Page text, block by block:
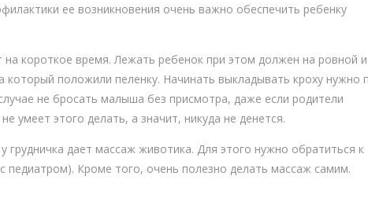
ее возникновения очень важно обеспечить ребенку
короткое время. Лежать ребенок при этом должен на ровной и
положили пеленку. Начинать выкладывать кроху нужно
не бросать малыша без присмотра, даже если родители
умеет этого делать, а значит, никуда не денется.
дает массаж животика. Для этого нужно обратиться к
педиатром). Кроме того, очень полезно делать массаж самим.